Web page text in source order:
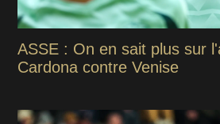
ASSE : On en sait plus sur
Cardona contre Venise